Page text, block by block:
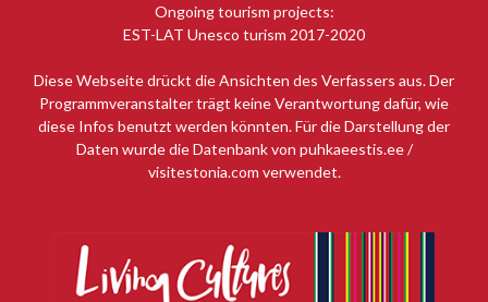
Ongoing tourism projects:
EST-LAT Unesco turism 2017-2020
Diese Webseite drückt die Ansichten des Verfassers aus. Der
Programmveranstalter trägt keine Verantwortung dafür, wie
diese Infos benutzt werden könnten. Für die Darstellung der
Daten wurde die Datenbank von puhkaeestis.ee /
visitestonia.com verwendet.